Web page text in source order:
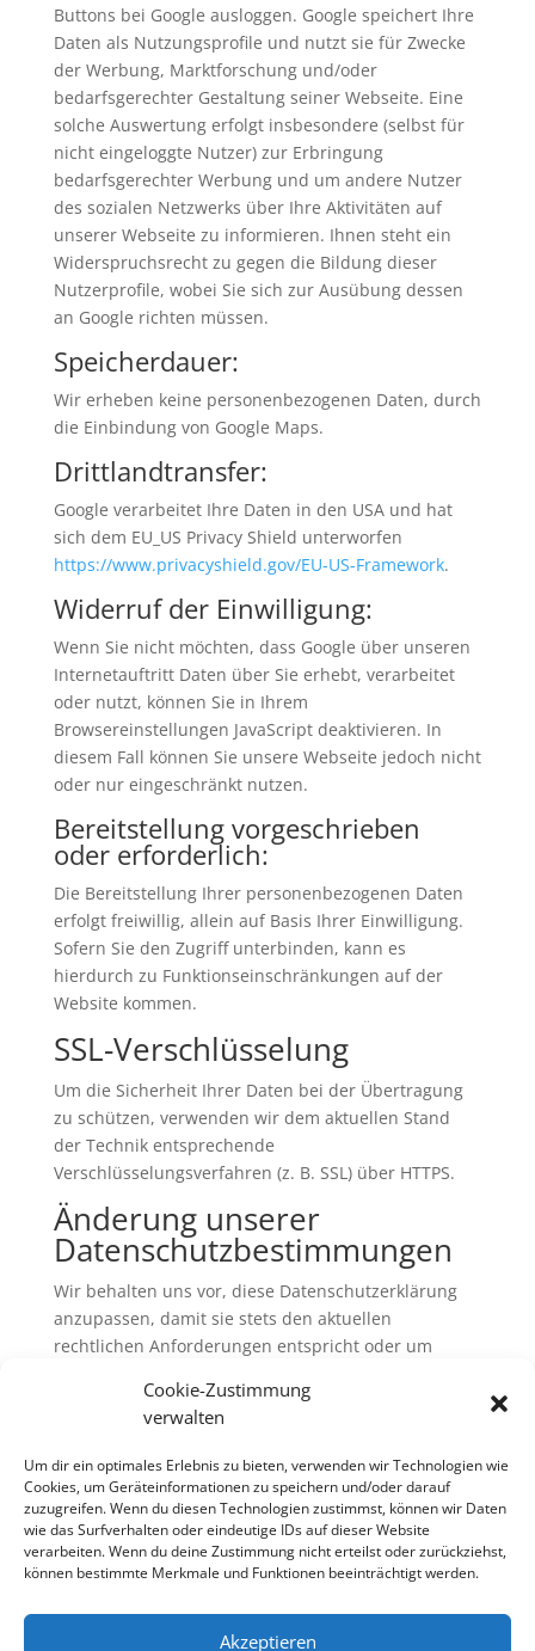
Cookie-Zustimmung
verwalten
Um dir ein optimales Erlebnis zu bieten, verwenden wir Technologien wie
Cookies, um Geräteinformationen zu speichern und/oder darauf
zuzugreifen. Wenn du diesen Technologien zustimmst, können wir Daten
wie das Surfverhalten oder eindeutige IDs auf dieser Website
verarbeiten. Wenn du deine Zustimmung nicht erteilst oder zurückziehst,
können bestimmte Merkmale und Funktionen beeinträchtigt werden.
Akzeptieren
Buttons bei Google ausloggen. Google speichert Ihre
Daten als Nutzungsprofile und nutzt sie für Zwecke
der Werbung, Marktforschung und/oder
bedarfsgerechter Gestaltung seiner Webseite. Eine
solche Auswertung erfolgt insbesondere (selbst für
nicht eingeloggte Nutzer) zur Erbringung
bedarfsgerechter Werbung und um andere Nutzer
des sozialen Netzwerks über Ihre Aktivitäten auf
unserer Webseite zu informieren. Ihnen steht ein
Widerspruchsrecht zu gegen die Bildung dieser
Nutzerprofile, wobei Sie sich zur Ausübung dessen
an Google richten müssen.
Speicherdauer:
Wir erheben keine personenbezogenen Daten, durch
die Einbindung von Google Maps.
Drittlandtransfer:
Google verarbeitet Ihre Daten in den USA und hat
sich dem EU_US Privacy Shield unterworfen
https://www.privacyshield.gov/EU-US-Framework.
Widerruf der Einwilligung:
Wenn Sie nicht möchten, dass Google über unseren
Internetauftritt Daten über Sie erhebt, verarbeitet
oder nutzt, können Sie in Ihrem
Browsereinstellungen JavaScript deaktivieren. In
diesem Fall können Sie unsere Webseite jedoch nicht
oder nur eingeschränkt nutzen.
Bereitstellung vorgeschrieben
oder erforderlich:
Die Bereitstellung Ihrer personenbezogenen Daten
erfolgt freiwillig, allein auf Basis Ihrer Einwilligung.
Sofern Sie den Zugriff unterbinden, kann es
hierdurch zu Funktionseinschränkungen auf der
Website kommen.
SSL-Verschlüsselung
Um die Sicherheit Ihrer Daten bei der Übertragung
zu schützen, verwenden wir dem aktuellen Stand
der Technik entsprechende
Verschlüsselungsverfahren (z. B. SSL) über HTTPS.
Änderung unserer
Datenschutzbestimmungen
Wir behalten uns vor, diese Datenschutzerklärung
anzupassen, damit sie stets den aktuellen
rechtlichen Anforderungen entspricht oder um
Datenschutzerklärung umzusetzen, z.B. bei der
Einführung neuer Services. Für Ihren erneuten
Besuch gilt dann die neue Datenschutzerklärung.
Fragen an den
Datenschutzbeauftragten
Wenn Sie Fragen zum Datenschutz haben, schreiben
an die für den Datenschutz verantwortliche Person